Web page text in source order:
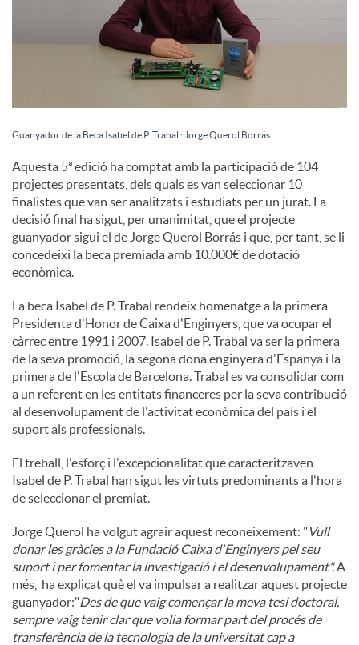
u
t
s
Guanyador de la Beca Isabel de P. Trabal : Jorge Querol Borrás
Aquesta 5ª edició ha comptat amb la participació de 104
projectes presentats, dels quals es van seleccionar 10
finalistes que van ser analitzats i estudiats per un jurat. La
decisió final ha sigut, per unanimitat, que el projecte
guanyador sigui el de Jorge Querol Borrás i que, per tant, se li
concedeixi la beca premiada amb 10.000€ de dotació
econòmica.
La beca Isabel de P. Trabal rendeix homenatge a la primera
Presidenta d'Honor de Caixa d'Enginyers, que va ocupar el
càrrec entre 1991 i 2007. Isabel de P. Trabal va ser la primera
de la seva promoció, la segona dona enginyera d'Espanya i la
primera de l'Escola de Barcelona. Trabal es va consolidar com
a un referent en les entitats financeres per la seva contribució
al desenvolupament de l'activitat econòmica del país i el
suport als professionals.
El treball, l'esforç i l'excepcionalitat que caracteritzaven
Isabel de P. Trabal han sigut les virtuts predominants a l'hora
de seleccionar el premiat.
Jorge Querol ha volgut agrair aquest reconeixement: "Vull
donar les gràcies a la Fundació Caixa d'Enginyers pel seu
suport i per fomentar la investigació i el desenvolupament".A
més, ha explicat què el va impulsar a realitzar aquest projecte
guanyador:"Des de que vaig començar la meva tesi doctoral,
sempre vaig tenir clar que volia formar part del procés de
transferència de la tecnologia de la universitat cap a